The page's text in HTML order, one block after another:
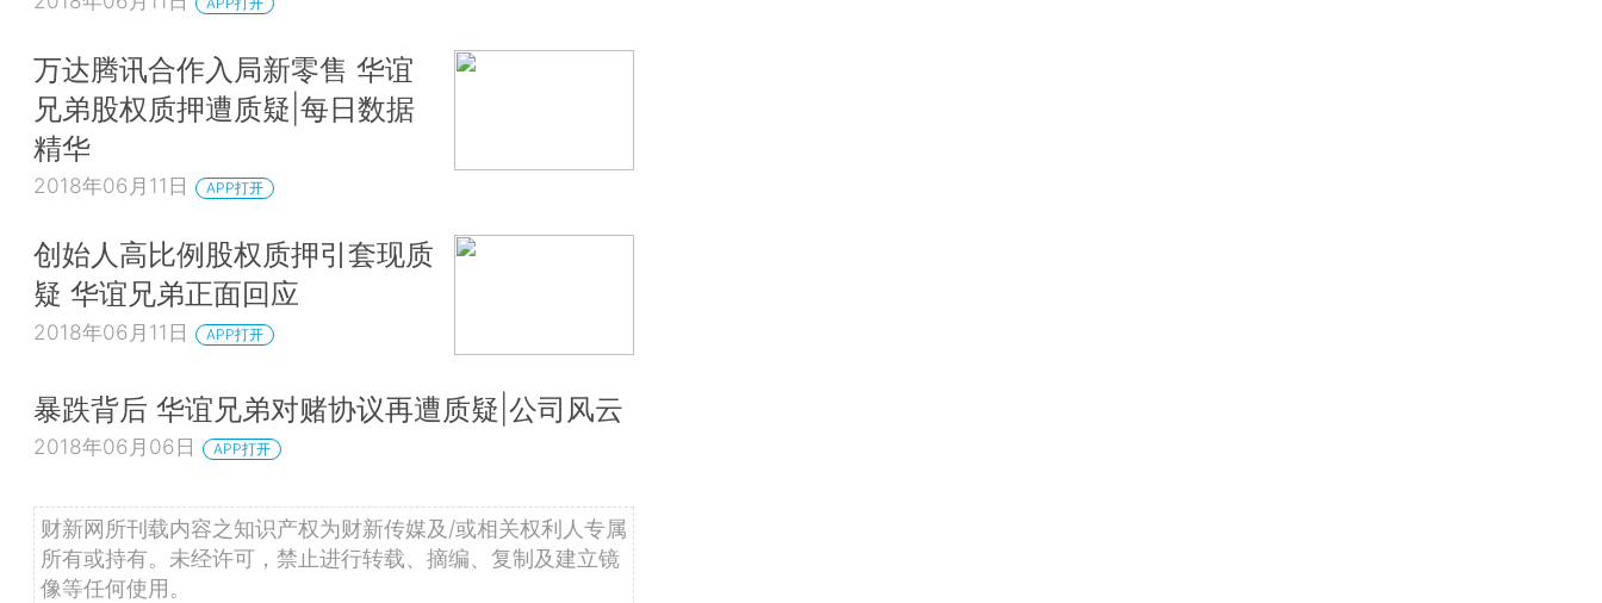
万达腾讯合作入局新零售 华谊
兄弟股权质押遭质疑|每日数据
精华
2018年06月11日 APP打开
创始人高比例股权质押引套现质
疑 华谊兄弟正面回应
2018年06月11日 APP打开
暴跌背后 华谊兄弟对赌协议再遭质疑|公司风云
2018年06月06日 APP打开
财新网所刊载内容之知识产权为财新传媒及/或相关权利人专属
所有或持有。未经许可，禁止进行转载、摘编、复制及建立镜
像等任何使用。